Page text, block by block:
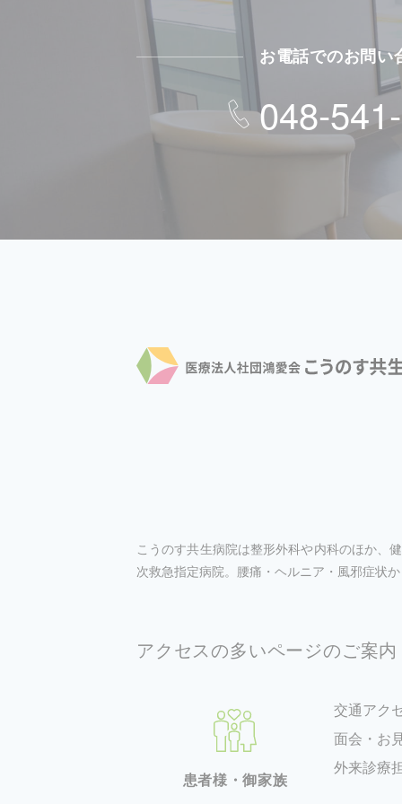
お電話でのお問い
048-
こうのす共生病院は整形外科や内科のほか、
次救急指定病院。腰痛・ヘルニア・風邪症状
アクセスの多いページのご案内
患者様・御家族
交通アク
面会・お
外来診療